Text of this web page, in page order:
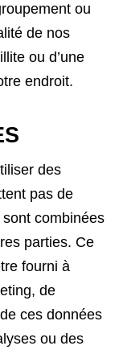
ou
de nos
ou d’une
endroit.
des
pas de
combinées
parties. Ce
fourni à
de
ces données
ou des